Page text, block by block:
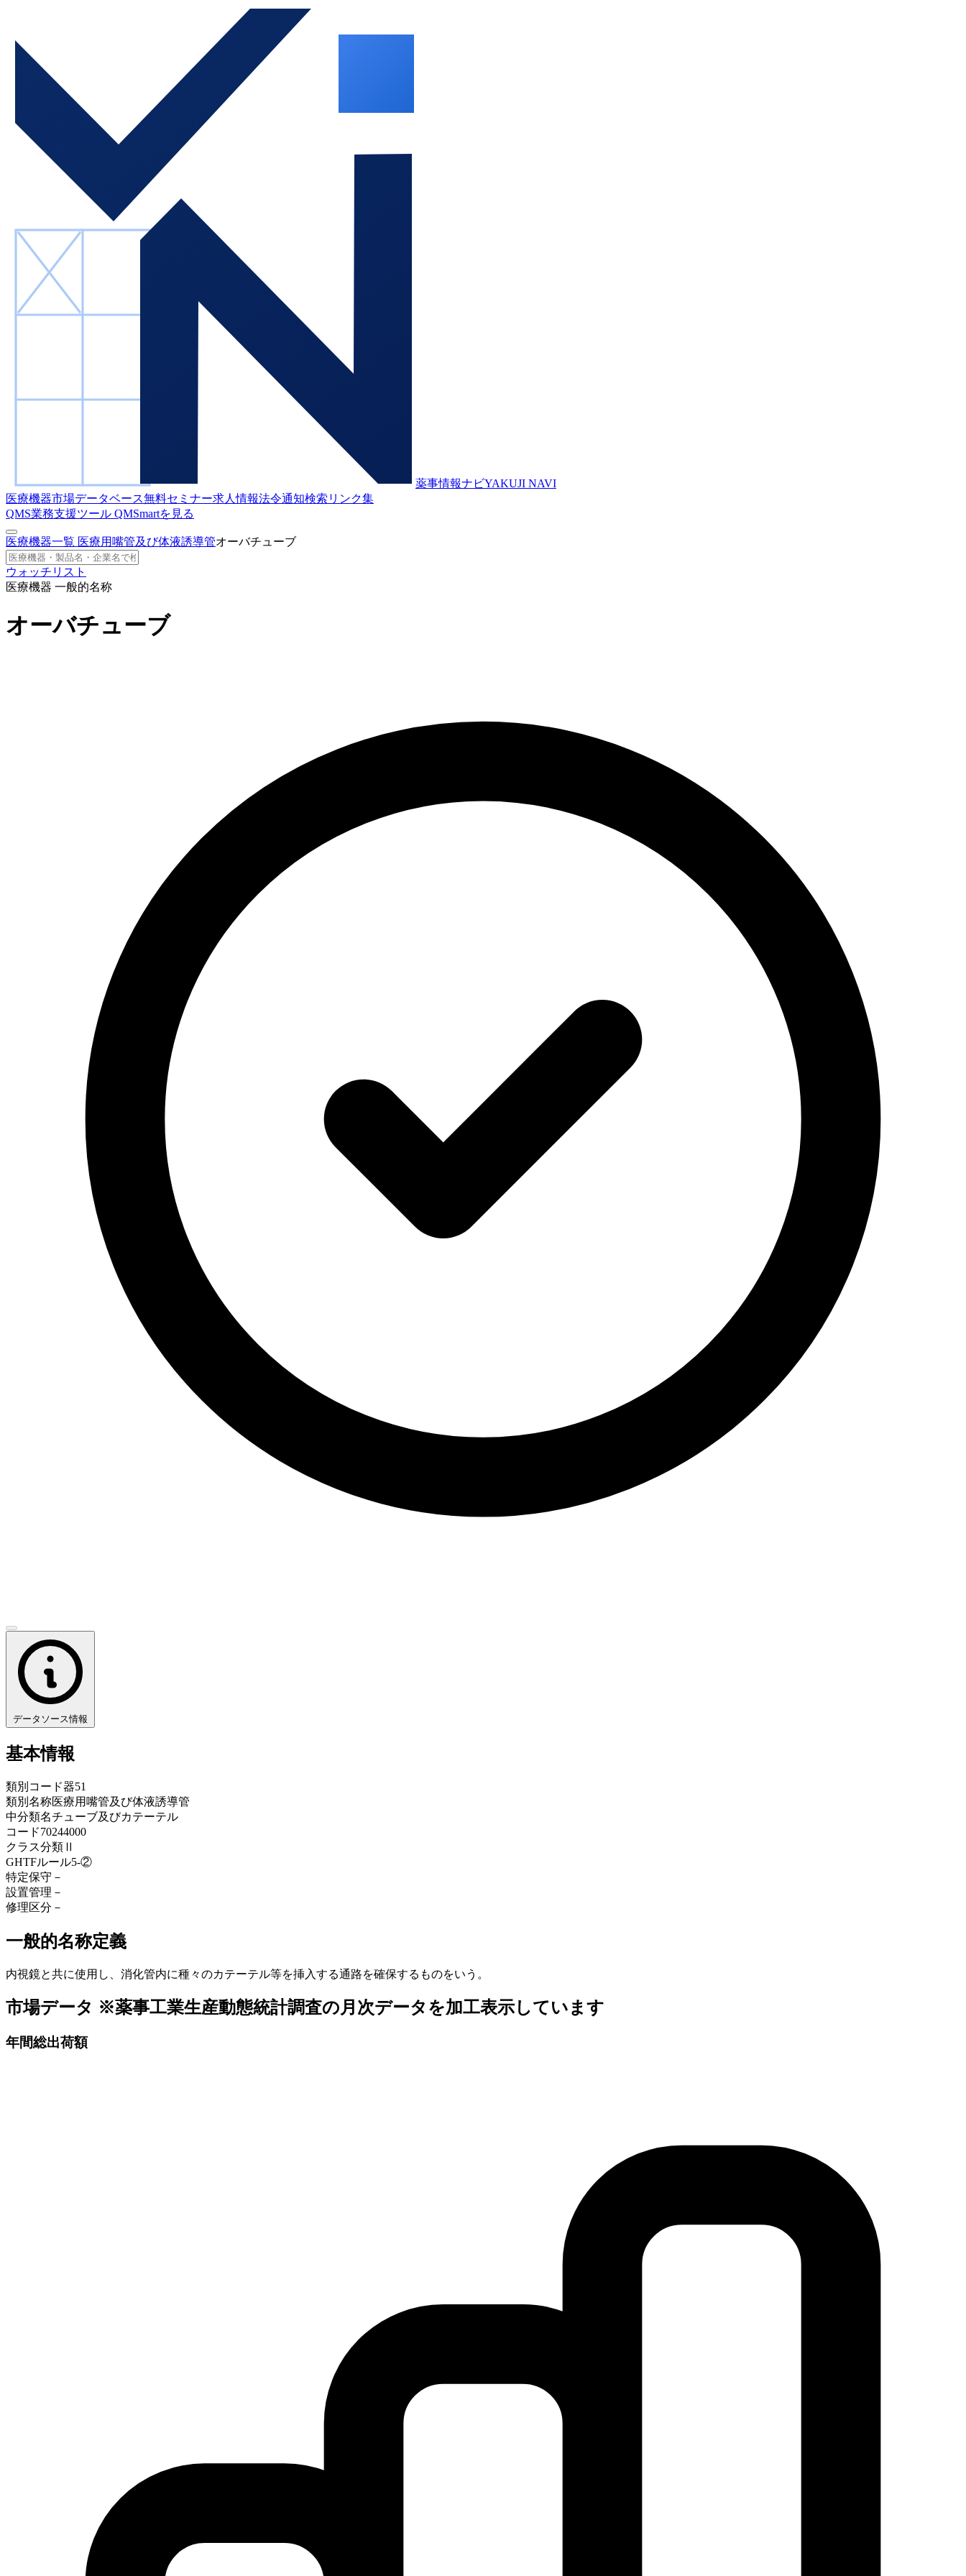
薬事情報ナビYAKUJI NAVI
医療機器市場データベース無料セミナー求人情報法令通知検索 リンク集
QMS業務支援ツール QMSmartを見る
医療機器一覧 医療用嘴管及び体液誘導管オーバチューブ
ウォッチリスト
医療機器 一般的名称
オーバチューブ
データソース情報
基本情報
類別コード器51
類別名称医療用嘴管及び体液誘導管
中分類名チューブ及びカテーテル
コード70244000
クラス分類 Ⅱ
GHTFルール5-②
特定保守 －
設置管理 －
修理区分 －
一般的名称定義
内視鏡と共に使用し、消化管内に種々のカテーテル等を挿入する通路を確保するものをいう。
市場データ ※薬事工業生産動態統計調査の月次データを加工表示しています
年間総出荷額